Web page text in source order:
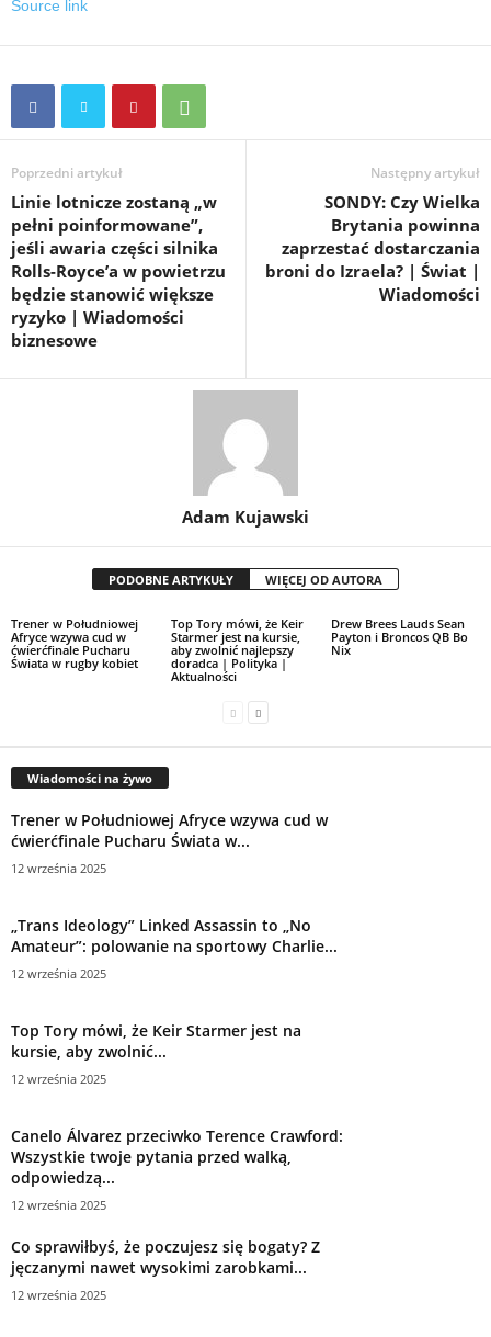
Source link
Poprzedni artykuł
Linie lotnicze zostaną „w
pełni poinformowane”,
jeśli awaria części silnika
Rolls-Royce’a w powietrzu
będzie stanowić większe
ryzyko | Wiadomości
biznesowe
Następny artykuł
SONDY: Czy Wielka
Brytania powinna
zaprzestać dostarczania
broni do Izraela? | Świat |
Wiadomości
Adam Kujawski
PODOBNE ARTYKUŁY WIĘCEJ OD AUTORA
Trener w Południowej
Afryce wzywa cud w
ćwierćfinale Pucharu
Świata w rugby kobiet
Top Tory mówi, że Keir
Starmer jest na kursie,
aby zwolnić najlepszy
doradca | Polityka |
Aktualności
Drew Brees Lauds Sean
Payton i Broncos QB Bo
Nix
Wiadomości na żywo
Trener w Południowej Afryce wzywa cud w
ćwierćfinale Pucharu Świata w...
12 września 2025
„Trans Ideology” Linked Assassin to „No
Amateur”: polowanie na sportowy Charlie...
12 września 2025
Top Tory mówi, że Keir Starmer jest na
kursie, aby zwolnić...
12 września 2025
Canelo Álvarez przeciwko Terence Crawford:
Wszystkie twoje pytania przed walką,
odpowiedzą...
12 września 2025
Co sprawiłbyś, że poczujesz się bogaty? Z
jęczanymi nawet wysokimi zarobkami...
12 września 2025